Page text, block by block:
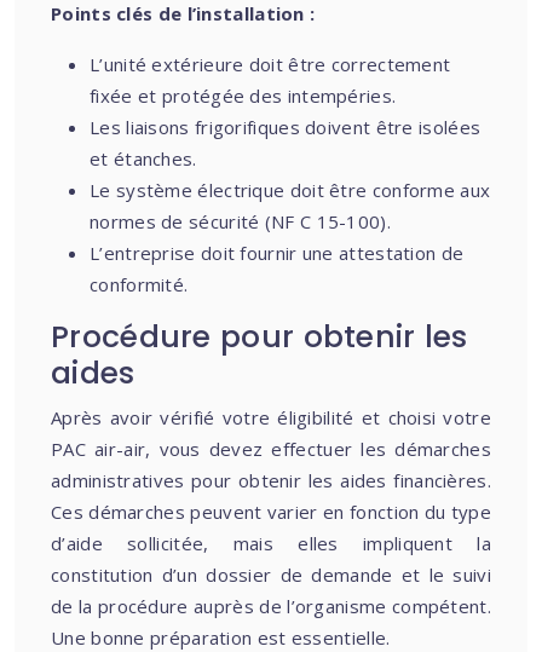
Points clés de l’installation :
L’unité extérieure doit être correctement
fixée et protégée des intempéries.
Les liaisons frigorifiques doivent être isolées
et étanches.
Le système électrique doit être conforme aux
normes de sécurité (NF C 15-100).
L’entreprise doit fournir une attestation de
conformité.
Procédure pour obtenir les
aides
Après avoir vérifié votre éligibilité et choisi votre
PAC air-air, vous devez effectuer les démarches
administratives pour obtenir les aides financières.
Ces démarches peuvent varier en fonction du type
d’aide sollicitée, mais elles impliquent la
constitution d’un dossier de demande et le suivi
de la procédure auprès de l’organisme compétent.
Une bonne préparation est essentielle.